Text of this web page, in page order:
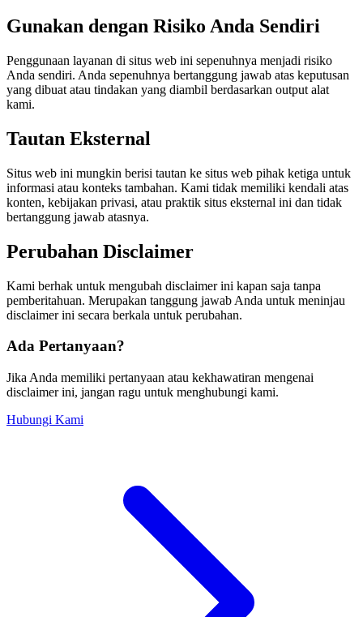
Gunakan dengan Risiko Anda Sendiri
Penggunaan layanan di situs web ini sepenuhnya menjadi risiko
Anda sendiri. Anda sepenuhnya bertanggung jawab atas keputusan
yang dibuat atau tindakan yang diambil berdasarkan output alat
kami.
Tautan Eksternal
Situs web ini mungkin berisi tautan ke situs web pihak ketiga untuk
informasi atau konteks tambahan. Kami tidak memiliki kendali atas
konten, kebijakan privasi, atau praktik situs eksternal ini dan tidak
bertanggung jawab atasnya.
Perubahan Disclaimer
Kami berhak untuk mengubah disclaimer ini kapan saja tanpa
pemberitahuan. Merupakan tanggung jawab Anda untuk meninjau
disclaimer ini secara berkala untuk perubahan.
Ada Pertanyaan?
Jika Anda memiliki pertanyaan atau kekhawatiran mengenai
disclaimer ini, jangan ragu untuk menghubungi kami.
Hubungi Kami